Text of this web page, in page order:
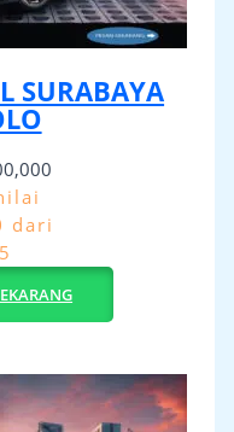
SURABAYA
dari
5